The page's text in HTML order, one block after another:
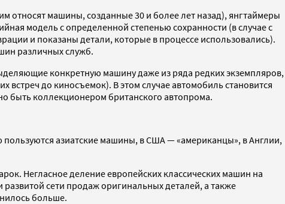
относят машины, созданные 30 и более лет назад), янгтаймеры
модель с определенной степенью сохранности (в случае с
и показаны детали, которые в процессе использовались).
различных служб.
конкретную машину даже из ряда редких экземпляров,
до киносъемок). В этом случае автомобиль становится
быть коллекционером британского автопрома.
азиатские машины, в США — «американцы», в Англии,
Негласное деление европейских классических машин на
сети продаж оригинальных деталей, а также
больше.